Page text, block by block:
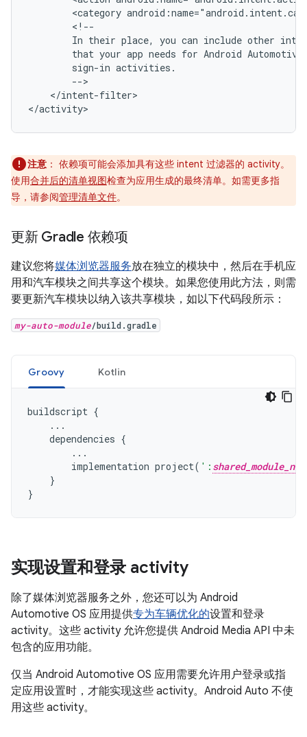
<category
In their place, you can include other
that your app needs for Android Automotive
sign-in
</intent-filter>
注意 ： 依赖项可能会添加具有这些 intent 过滤器的 activity。
使用合并后的清单视图检查为应用生成的最终清单。如需更多指
导，请参阅管理清单文件。
更新 Gradle 依赖项
建议您将媒体浏览器服务放在独立的模块中，然后在手机应
用和汽车模块之间共享这个模块。如果您使用此方法，则需
要更新汽车模块以纳入该共享模块，如以下代码段所示：
my-auto-module/build.gradle
Groovy Kotlin
buildscript {
...
dependencies {
...
implementation project( ':
}
}
实现设置和登录 activity
除了媒体浏览器服务之外，您还可以为 Android
Automotive OS 应用提供专为车辆优化的设置和登录
activity。这些 activity 允许您提供 Android Media API 中未
包含的应用功能。
仅当 Android Automotive OS 应用需要允许用户登录或指
定应用设置时，才能实现这些 activity。Android Auto 不使
用这些 activity。